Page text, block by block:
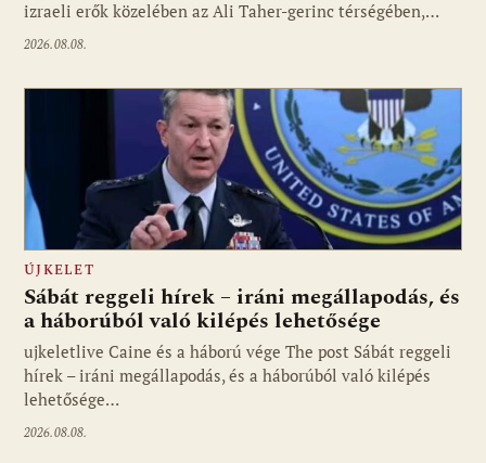
izraeli erők közelében az Ali Taher-gerinc térségében,…
2026.08.08.
Fotó: ujkelet.live
ÚJKELET
Sábát reggeli hírek – iráni megállapodás, és
a háborúból való kilépés lehetősége
ujkeletlive Caine és a háború vége The post Sábát reggeli
hírek – iráni megállapodás, és a háborúból való kilépés
lehetősége…
2026.08.08.